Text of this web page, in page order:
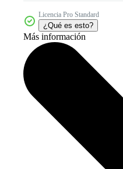
Licencia Pro Standard
¿Qué es esto?
Más información